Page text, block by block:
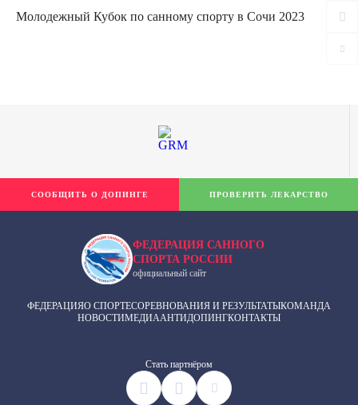
Молодежный Кубок по санному спорту в Сочи 2023
ФЕДЕРАЦИЯ САННОГО
СПОРТА РОССИИ
официальный сайт
ФЕДЕРАЦИЯО СПОРТЕСОРЕВНОВАНИЯ И РЕЗУЛЬТАТЫКОМАНДА
НОВОСТИМЕДИААНТИДОПИНГКОНТАКТЫ
Cтать партнёром
СООБЩИТЬ О ДОПИНГЕ ПРОВЕРИТЬ ЛЕКАРСТВО